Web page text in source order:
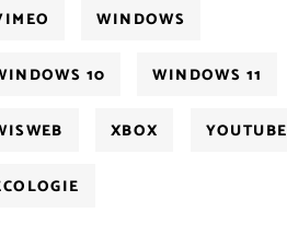
WINDOWS
10 WINDOWS 11
XBOX YOUTUBE